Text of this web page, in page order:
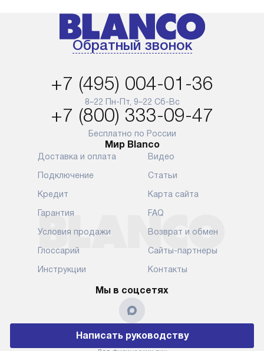
менеджером на сайте. Товары
с особым лейблом
доставляются бесплатно
аксессуаров не предусмотрена.
Для доставки в другие регионы
мы используем услуги
транспортной компании.
Уточняйте все условия доставки
у нашего менеджера при
оформлении заказа.
В установленный день наша
упакованный прибор прямо
к вашей двери или до прихожей.
Если вам необходимо
переместить прибор к месту его
установки, пожалуйста,
предварительно обсудите это
с нашим менеджером. Эта
подлежит оплате. Важно
помнить, что если размеры
прибора не позволяют его
возможные
Готовые
первый
Обратный звонок
+7 (495) 004-01-36
8–22 Пн-Пт, 9–22 Сб-Вс
+7 (800) 333-09-47
Бесплатно по России
Мир Blanco
Доставка и оплата
Подключение
Кредит
Гарантия
Условия продажи
Глоссарий
Инструкции
Видео
Статьи
Карта сайта
FAQ
Возврат и обмен
Сайты-партнеры
Контакты
Мы в соцсетях
Написать руководству